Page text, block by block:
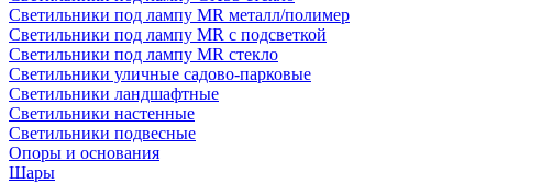
Светильники под лампу MR металл/полимер
Светильники под лампу MR с подсветкой
Светильники под лампу MR стекло
Светильники уличные садово-парковые
Светильники ландшафтные
Светильники настенные
Светильники подвесные
Опоры и основания
Шары